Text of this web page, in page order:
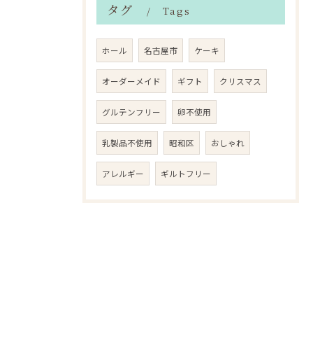
タグ Tags
ホール 名古屋市 ケーキ
オーダーメイド ギフト クリスマス
グルテンフリー 卵不使用
乳製品不使用 昭和区 おしゃれ
アレルギー ギルトフリー